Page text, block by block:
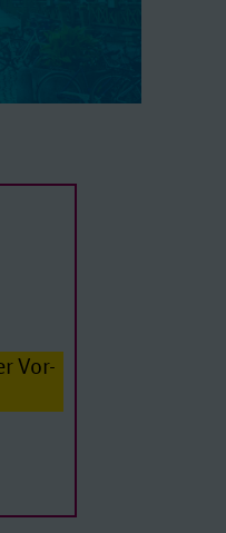
Vor-